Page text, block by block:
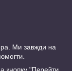
Ми завжди на